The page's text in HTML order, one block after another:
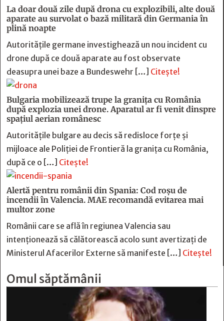
La doar două zile după drona cu explozibili, alte două
aparate au survolat o bază militară din Germania în
plină noapte
Autoritățile germane investighează un nou incident cu
drone după ce două aparate au fost observate
deasupra unei baze a Bundeswehr […] Citește!
Bulgaria mobilizează trupe la granița cu România
după explozia unei drone. Aparatul ar fi venit dinspre
spațiul aerian românesc
Autoritățile bulgare au decis să redisloce forțe și
mijloace ale Poliției de Frontieră la granița cu România,
după ce o […] Citește!
Alertă pentru românii din Spania: Cod roșu de
incendii în Valencia. MAE recomandă evitarea mai
multor zone
Românii care se află în regiunea Valencia sau
intenționează să călătorească acolo sunt avertizați de
Ministerul Afacerilor Externe să manifeste […] Citește!
Omul săptămânii